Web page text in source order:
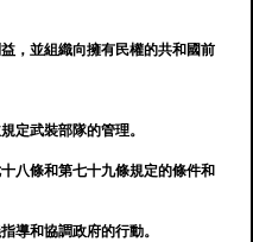
，並組織向擁有民權的共和國前
定武裝部隊的管理。
八條和第七十九條規定的條件和
導和協調政府的行動。